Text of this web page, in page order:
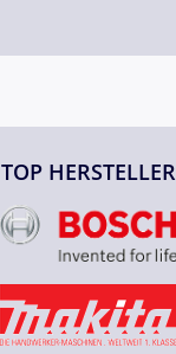
TOP HERSTELLER